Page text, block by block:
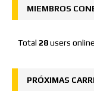
MIEMBROS
Total 28users online
PRÓXIMAS